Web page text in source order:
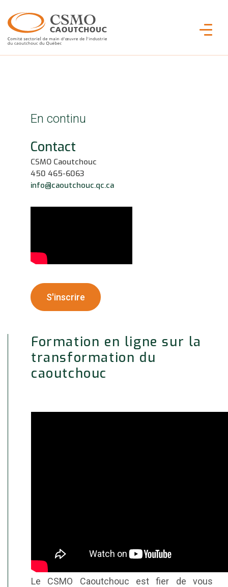
En continu
Contact
CSMO Caoutchouc
450 465-6063
info@caoutchouc.qc.ca
S'inscrire
Formation en ligne sur la
transformation du
caoutchouc
Le CSMO Caoutchouc est fier de vous